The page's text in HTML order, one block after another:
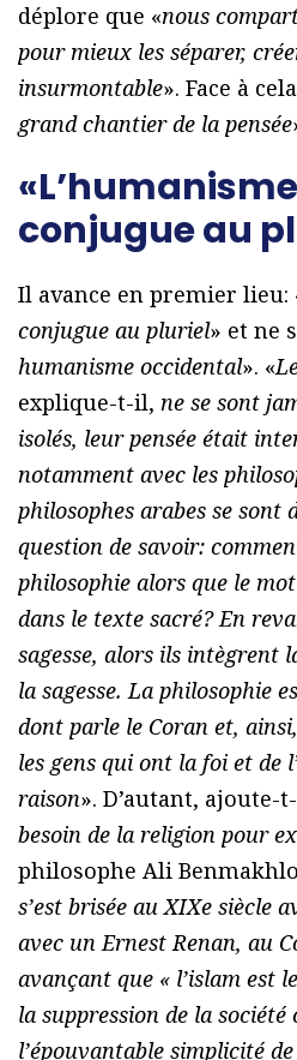
déplore que «nous
pour mieux les séparer,
insurmontable». Face à
grand chantier de la pensée
conjugue au
Il avance en premier lieu:
conjugue au pluriel» et ne
humanisme occidental». «
explique-t-il, ne se sont
isolés, leur pensée était
notamment avec les
philosophes arabes se sont
question de savoir:
philosophie alors que le
dans le texte sacré? En
sagesse, alors ils intègrent
la sagesse. La philosophie
dont parle le Coran et,
les gens qui ont la foi et de
raison». D’autant, ajoute-
besoin de la religion pour
philosophe Ali
s’est brisée au XIXe siècle
avec un Ernest Renan, au
avançant que « l’islam est
la suppression de la société
l’épouvantable simplicité